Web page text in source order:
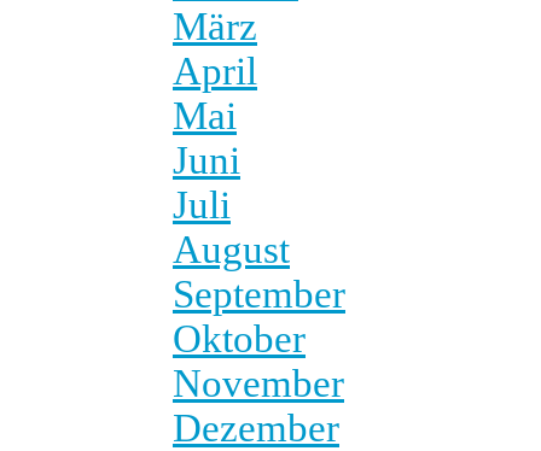
März
April
Mai
Juni
Juli
August
September
Oktober
November
Dezember